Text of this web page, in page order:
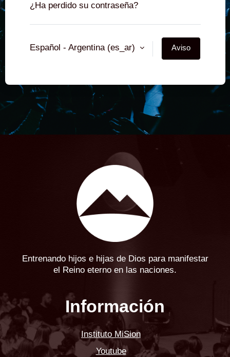
¿Ha perdido su contraseña?
Español - Argentina ‎(es_ar)‎
Aviso
Entrenando hijos e hijas de Dios para manifestar
el Reino eterno en las naciones.
Información
Instituto MiSion
Youtube